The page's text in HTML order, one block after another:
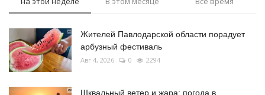
Жителей Павлодарской области порадует
арбузный фестиваль
Авг 4, 2026 0 2294
Шквальный ветер и жара: погода в